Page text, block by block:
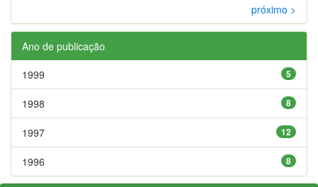
próximo >
Ano de publicação
5
1999
8
1998
12
1997
8
1996